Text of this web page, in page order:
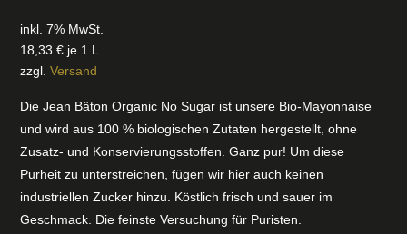
inkl. 7% MwSt.
18,33€ je 1 L
zzgl.Versand
Die Jean Bâton Organic No Sugar ist unsere Bio-Mayonnaise
und wird aus 100 % biologischen Zutaten hergestellt, ohne
Zusatz- und Konservierungsstoffen. Ganz pur! Um diese
Purheit zu unterstreichen, fügen wir hier auch keinen
industriellen Zucker hinzu. Köstlich frisch und sauer im
Geschmack. Die feinste Versuchung für Puristen.